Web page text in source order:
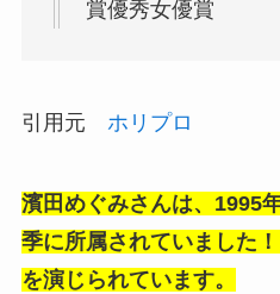
賞優秀女優賞
引用元 ホリプロ
濱田めぐみさんは、1995
季に所属されていました
を演じられています。